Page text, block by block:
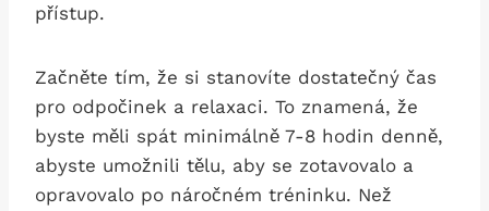
přístup.
Začněte‍ tím, že si stanovíte dostatečný čas
pro odpočinek a relaxaci.⁢ To ⁣znamená, že
byste měli spát⁣ minimálně ⁤7-8 hodin denně,
abyste⁢ umožnili tělu, ⁤aby se zotavovalo ⁤a
opravovalo po náročném tréninku. Než